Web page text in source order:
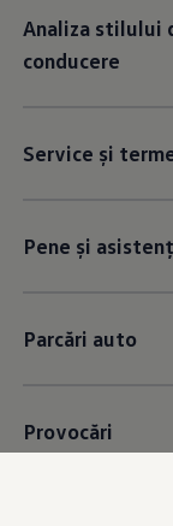
Analiza stilului
conducere
Service și
Pene și
Parcări auto
Provocări